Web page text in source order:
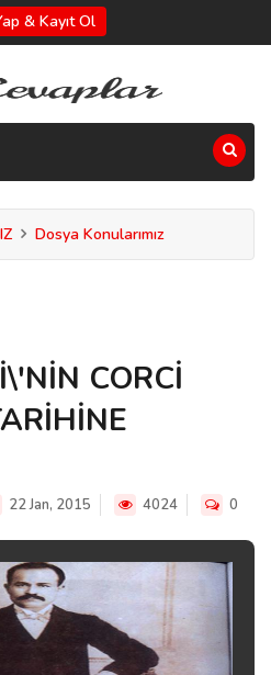
& Kayıt Ol
Dosya Konularımız
CORCİ
22 Jan, 2015 4024 0